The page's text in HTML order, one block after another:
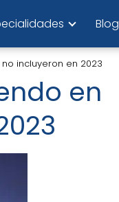
Blog
incluyeron en 2023
en